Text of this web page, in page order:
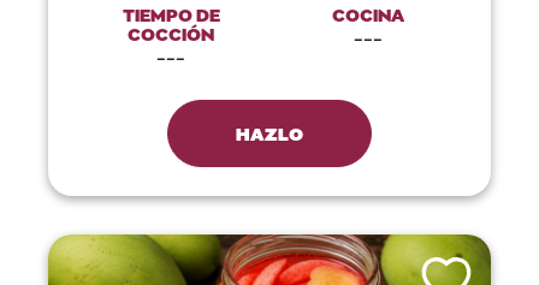
TIEMPO DE
COCCIÓN
---
COCINA
---
HAZLO
Like This